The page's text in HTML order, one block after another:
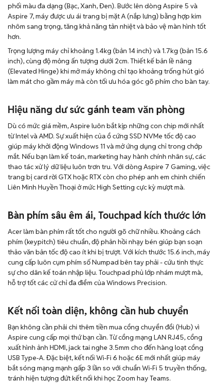
phối màu đa dạng (Bạc, Xanh, Đen). Bước lên dòng Aspire 5 và
Aspire 7, máy được ưu ái trang bị mặt A (nắp lưng) bằng hợp kim
nhôm sang trọng, tăng khả năng tản nhiệt và bảo vệ màn hình tốt
hơn.
Trọng lượng máy chỉ khoảng 1.4kg (bản 14 inch) và 1.7kg (bản 15.6
inch), cùng độ mỏng ấn tượng dưới 2cm. Thiết kế bản lề nâng
(Elevated Hinge) khi mở máy không chỉ tạo khoảng trống hút gió
làm mát cho gầm máy mà còn tối ưu hóa góc gõ phím cho bàn tay.
Hiệu năng dư sức gánh team văn phòng
Dù có mức giá mềm, Aspire luôn bắt kịp những con chip mới nhất
từ Intel và AMD. Sự xuất hiện của ổ cứng SSD NVMe tốc độ cao
giúp máy khởi động Windows 11 và mở ứng dụng chỉ trong chớp
mắt. Nếu bạn làm kế toán, marketing hay hành chính nhân sự, các
thao tác xử lý dữ liệu luôn trơn tru. Với dòng Aspire 7 Gaming, việc
trang bị card rời GTX hoặc RTX còn cho phép anh em chinh chiến
Liên Minh Huyền Thoại ở mức High Setting cực kỳ mượt mà.
Bàn phím sâu êm ái, Touchpad kích thước lớn
Acer làm bàn phím rất tốt cho người gõ chữ nhiều. Khoảng cách
phím (keypitch) tiêu chuẩn, độ phản hồi nhạy bén giúp bạn soạn
thảo văn bản tốc độ cao ít khi bị trượt. Với kích thước 15.6 inch, máy
cung cấp luôn cụm phím số Numpad bên tay phải - cứu tinh thực
sự cho dân kế toán nhập liệu. Touchpad phủ lớp nhám mượt mà,
hỗ trợ tốt các cử chỉ đa điểm của Windows Precision.
Kết nối toàn diện, không cần hub chuyển
Bạn không cần phải chi thêm tiền mua cổng chuyển đổi (Hub) vì
Aspire cung cấp mọi thứ bạn cần. Từ cổng mạng LAN RJ45, cổng
xuất hình ảnh HDMI, jack tai nghe 3.5mm cho đến hàng loạt cổng
USB Type-A. Đặc biệt, kết nối Wi-Fi 6 hoặc 6E mới nhất giúp máy
bắt sóng mạng mạnh gấp 3 lần so với chuẩn Wi-Fi 5 truyền thống,
tránh hiện tượng đứt kết nối khi học Zoom hay Teams.